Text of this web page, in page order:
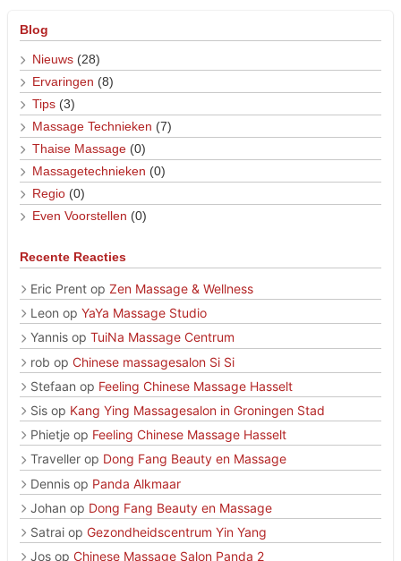
Blog
Nieuws (28)
Ervaringen (8)
Tips (3)
Massage Technieken (7)
Thaise Massage (0)
Massagetechnieken (0)
Regio (0)
Even Voorstellen (0)
Recente Reacties
Eric Prent op Zen Massage & Wellness
Leon op YaYa Massage Studio
Yannis op TuiNa Massage Centrum
rob op Chinese massagesalon Si Si
Stefaan op Feeling Chinese Massage Hasselt
Sis op Kang Ying Massagesalon in Groningen Stad
Phietje op Feeling Chinese Massage Hasselt
Traveller op Dong Fang Beauty en Massage
Dennis op Panda Alkmaar
Johan op Dong Fang Beauty en Massage
Satrai op Gezondheidscentrum Yin Yang
Jos op Chinese Massage Salon Panda 2